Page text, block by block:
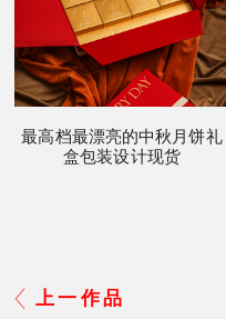
最高档最漂亮的中秋月饼礼
盒包装设计现货
上一作品